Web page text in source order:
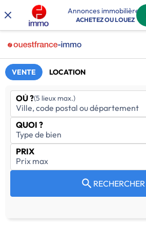
Annonces immobilières
ACHETEZ OU LOUEZ
VENTE LOCATION
OÙ ?(5 lieux max.)
QUOI ?
PRIX
RECHERCHER